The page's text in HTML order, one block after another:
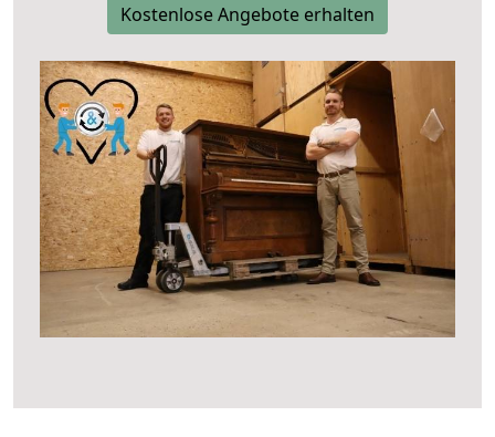
Kostenlose Angebote erhalten